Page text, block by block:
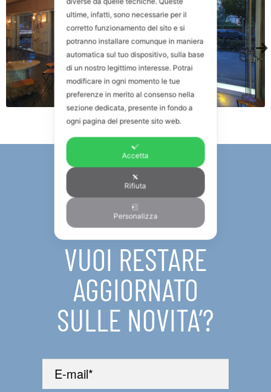
NEWSLETTER
VUOI RESTARE
AGGIORNATO
SULLE NOVITA’?
ultime, infatti, sono necessarie per il
corretto funzionamento del sito e si
potranno installare comunque in maniera
automatica sul tuo dispositivo, sulla base
di un nostro legittimo interesse. Potrai
modificare in ogni momento le tue
preferenze in merito al consenso nella
sezione dedicata, presente in fondo a
ogni pagina del presente sito web.
Accetta
Rifiuta
Personalizza